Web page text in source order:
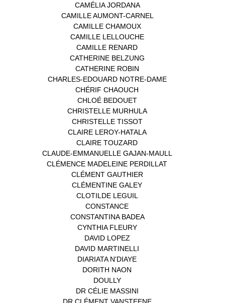
CAMÉLIA JORDANA(1)
CAMILLE AUMONT-CARNEL
CAMILLE CHAMOUX(1)
CAMILLE LELLOUCHE(1)
CAMILLE RENARD
CATHERINE BELZUNG
CATHERINE ROBIN
CHARLES-EDOUARD NOTRE-DAME(1)
CHÉRIF CHAOUCH
CHLOÉ BEDOUET(1)
CHRISTELLE MURHULA(1)
CHRISTELLE TISSOT(2)
CLAIRE LEROY-HATALA(1)
CLAIRE TOUZARD
CLAUDE-EMMANUELLE GAJAN-MAULL
CLÉMENCE MADELEINE PERDILLAT
CLÉMENT GAUTHIER
CLÉMENTINE GALEY
CLOTILDE LEGUIL
CONSTANCE
CONSTANTINA BADEA(1)
CYNTHIA FLEURY(2)
DAVID LOPEZ
DAVID MARTINELLI
DIARIATA N'DIAYE
DORITH NAON
DOULLY(1)
DR CÉLIE MASSINI